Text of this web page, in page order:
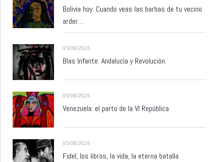
Bolivia hoy: Cuando veas las barbas de tu vecino
arder…
05/08/2026
Blas Infante: Andalucía y Revolución.
05/08/2026
Venezuela: el parto de la VI República
05/08/2026
Fidel, los libros, la vida, la eterna batalla